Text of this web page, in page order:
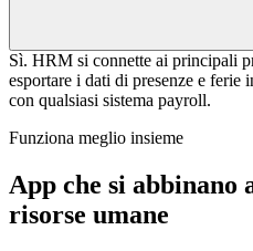
Sì. HRM si connette ai principali
esportare i dati di presenze e
con qualsiasi sistema payroll.
Funziona meglio insieme
App che si abbinano
risorse umane